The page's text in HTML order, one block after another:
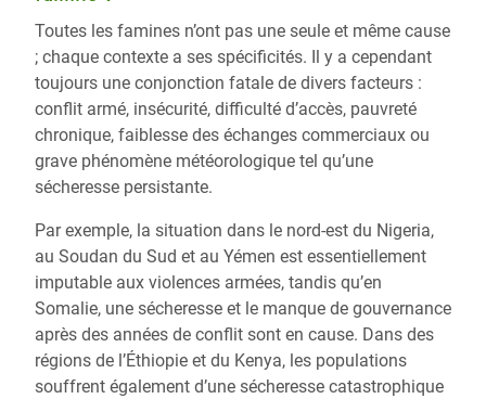
Toutes les famines n’ont pas une seule et même cause
; chaque contexte a ses spécificités. Il y a cependant
toujours une conjonction fatale de divers facteurs :
conflit armé, insécurité, difficulté d’accès, pauvreté
chronique, faiblesse des échanges commerciaux ou
grave phénomène météorologique tel qu’une
sécheresse persistante.
Par exemple, la situation dans le nord-est du Nigeria,
au Soudan du Sud et au Yémen est essentiellement
imputable aux violences armées, tandis qu’en
Somalie, une sécheresse et le manque de gouvernance
après des années de conflit sont en cause. Dans des
régions de l’Éthiopie et du Kenya, les populations
souffrent également d’une sécheresse catastrophique